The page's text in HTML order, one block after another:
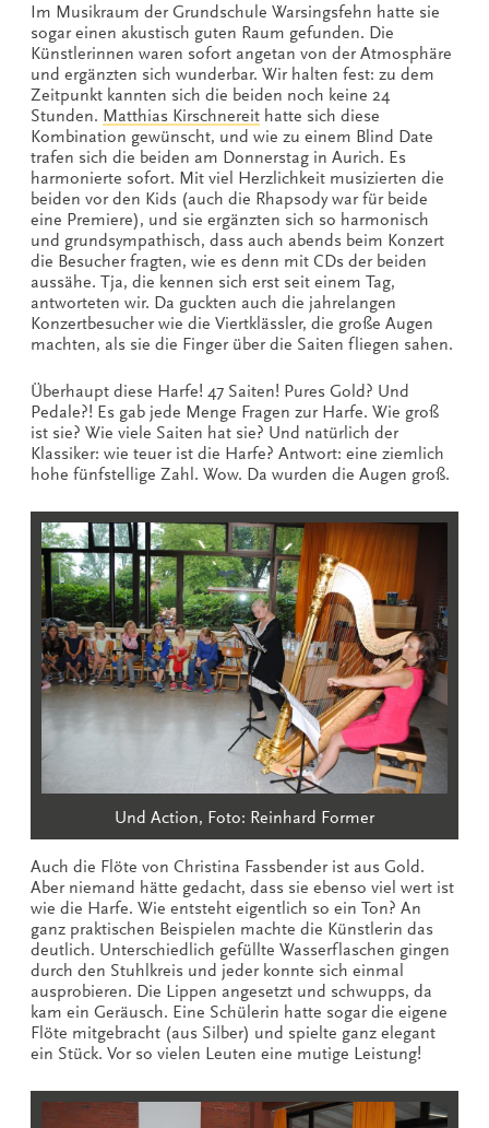
Im Musikraum der Grundschule Warsingsfehn hatte sie
sogar einen akustisch guten Raum gefunden. Die
Künstlerinnen waren sofort angetan von der Atmosphäre
und ergänzten sich wunderbar. Wir halten fest: zu dem
Zeitpunkt kannten sich die beiden noch keine 24
Stunden. Matthias Kirschnereit hatte sich diese
Kombination gewünscht, und wie zu einem Blind Date
trafen sich die beiden am Donnerstag in Aurich. Es
harmonierte sofort. Mit viel Herzlichkeit musizierten die
beiden vor den Kids (auch die Rhapsody war für beide
eine Premiere), und sie ergänzten sich so harmonisch
und grundsympathisch, dass auch abends beim Konzert
die Besucher fragten, wie es denn mit CDs der beiden
aussähe. Tja, die kennen sich erst seit einem Tag,
antworteten wir. Da guckten auch die jahrelangen
Konzertbesucher wie die Viertklässler, die große Augen
machten, als sie die Finger über die Saiten fliegen sahen.
Überhaupt diese Harfe! 47 Saiten! Pures Gold? Und
Pedale?! Es gab jede Menge Fragen zur Harfe. Wie groß
ist sie? Wie viele Saiten hat sie? Und natürlich der
Klassiker: wie teuer ist die Harfe? Antwort: eine ziemlich
hohe fünfstellige Zahl. Wow. Da wurden die Augen groß.
Und Action, Foto: Reinhard Former
Auch die Flöte von Christina Fassbender ist aus Gold.
Aber niemand hätte gedacht, dass sie ebenso viel wert ist
wie die Harfe. Wie entsteht eigentlich so ein Ton? An
ganz praktischen Beispielen machte die Künstlerin das
deutlich. Unterschiedlich gefüllte Wasserflaschen gingen
durch den Stuhlkreis und jeder konnte sich einmal
ausprobieren. Die Lippen angesetzt und schwupps, da
kam ein Geräusch. Eine Schülerin hatte sogar die eigene
Flöte mitgebracht (aus Silber) und spielte ganz elegant
ein Stück. Vor so vielen Leuten eine mutige Leistung!